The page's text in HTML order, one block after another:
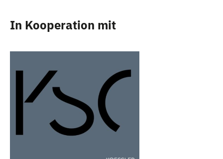
In Kooperation mit